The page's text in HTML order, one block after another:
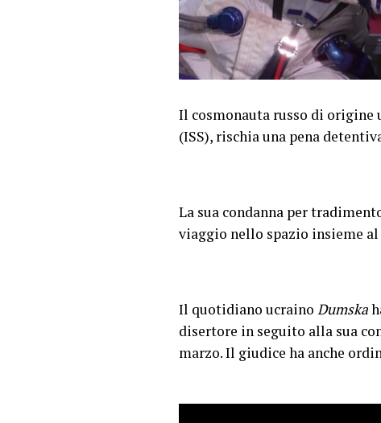
Il cosmonauta russo di
(ISS), rischia una pena
La sua condanna per
viaggio nello spazio insieme al
Il quotidiano ucraino Dumska
disertore in seguito alla sua
marzo. Il giudice ha anche